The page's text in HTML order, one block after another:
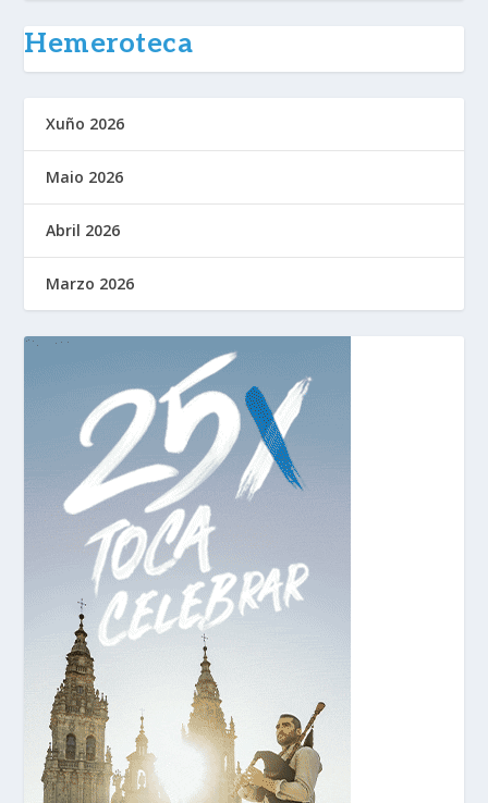
Hemeroteca
Xuño 2026
Maio 2026
Abril 2026
Marzo 2026